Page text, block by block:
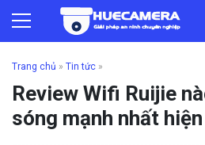
Trang chủ » Tin tức »
Review Wifi Ruijie
sóng mạnh nhất